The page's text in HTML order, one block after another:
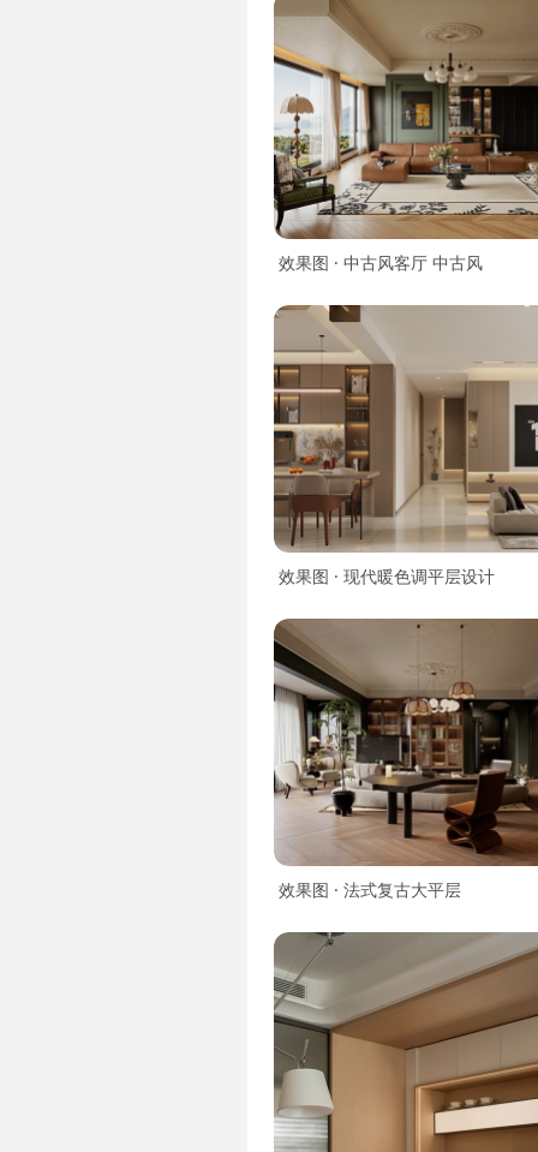
效果图 · 中古风客厅 中古风
效果图 · 现代暖色调平层设计
效果图 · 法式复古大平层